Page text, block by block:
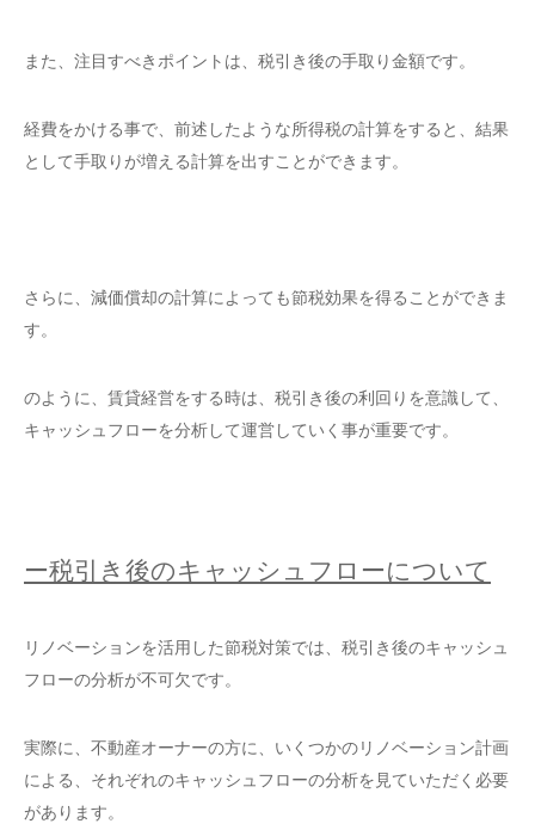
また、注目すべきポイントは、税引き後の手取り金額です。
経費をかける事で、前述したような所得税の計算をすると、結果
として手取りが増える計算を出すことができます。
さらに、減価償却の計算によっても節税効果を得ることができま
す。
のように、賃貸経営をする時は、税引き後の利回りを意識して、
キャッシュフローを分析して運営していく事が重要です。
ー税引き後のキャッシュフローについて
リノベーションを活用した節税対策では、税引き後のキャッシュ
フローの分析が不可欠です。
実際に、不動産オーナーの方に、いくつかのリノベーション計画
による、それぞれのキャッシュフローの分析を見ていただく必要
があります。